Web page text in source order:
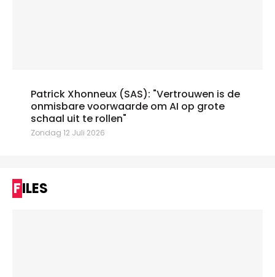
Patrick Xhonneux (SAS): "Vertrouwen is de
onmisbare voorwaarde om AI op grote
schaal uit te rollen"
Zondag 12 Juli 2026
FILES